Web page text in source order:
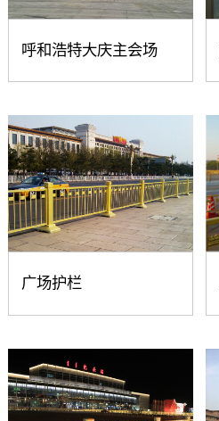
呼和浩特大庆主会场
广场护栏